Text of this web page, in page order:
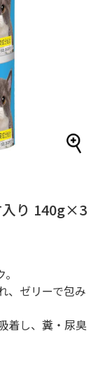
入り 140g×3
、ゼリーで包み
着し、糞・尿臭